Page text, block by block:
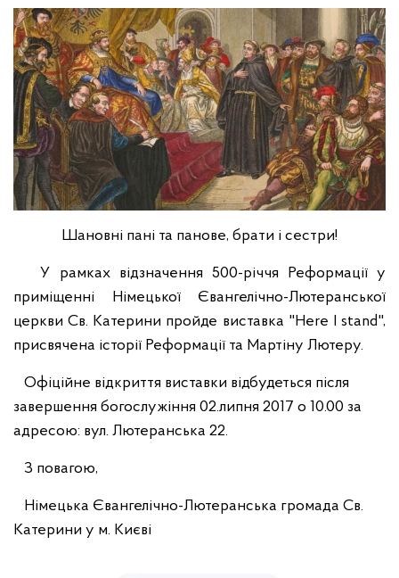
Шановні пані та панове, брати і сестри!
У рамках відзначення 500-річчя Реформації у
приміщенні Німецької Євангелічно-Лютеранської
церкви Св. Катерини пройде виставка "Here I stand",
присвячена історії Реформації та Мартіну Лютеру.
Офіційне відкриття виставки відбудеться після
завершення богослужіння 02.липня 2017 о 10.00 за
адресою: вул. Лютеранська 22.
З повагою,
Німецька Євангелічно-Лютеранська громада Св.
Катерини у м. Києві